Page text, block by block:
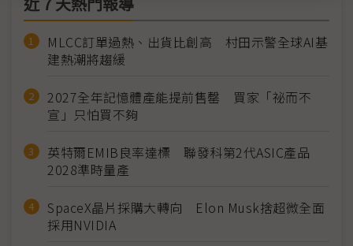
近７天熱門報導
MLCC訂單過熱、出貨比創高 村田示警全球AI基
建熱潮將趨緩
2027全年記憶體產能提前售罄 買家「祕而不
宣」只怕買不夠
英特爾EMIB良率達標 聯發科第2代ASIC產品
2028準時量產
SpaceX晶片採購大轉向 Elon Musk捨超微全面
採用NVIDIA